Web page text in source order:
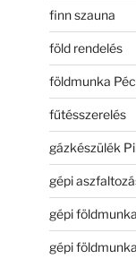
finn szauna
föld rendelés
földmunka
fűtésszerelés
gázkészülék
gépi
gépi földmunka
gépi